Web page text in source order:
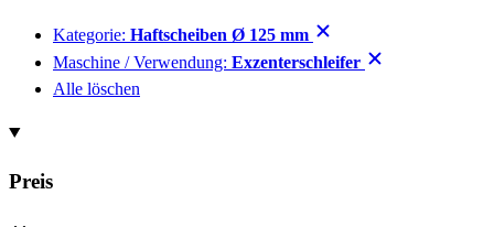
Kategorie: Haftscheiben Ø 125 mm
Maschine / Verwendung: Exzenterschleifer
Alle löschen
Preis